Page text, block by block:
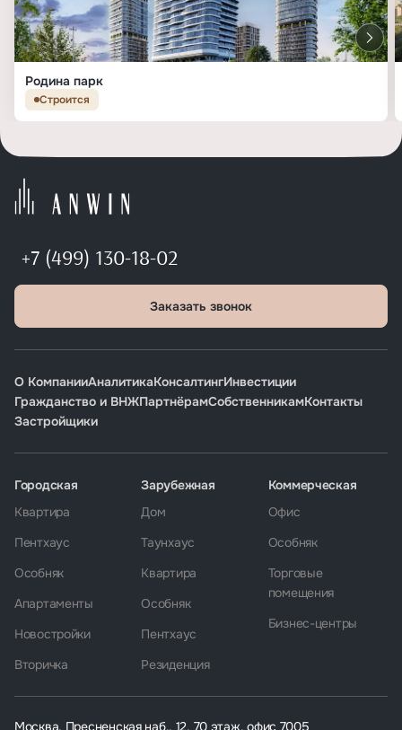
Родина парк
Строится
+7 (499) 130-18-02
Заказать звонок
О КомпанииАналитикаКонсалтингИнвестиции
Гражданство и ВНЖПартнёрамСобственникамКонтакты
Застройщики
Москва, Пресненская наб., 12, 70 этаж, офис 7005
Городская
Квартира
Пентхаус
Особняк
Апартаменты
Новостройки
Вторичка
Зарубежная
Дом
Таунхаус
Квартира
Особняк
Пентхаус
Резиденция
Коммерческая
Офис
Особняк
Торговые
помещения
Бизнес-центры